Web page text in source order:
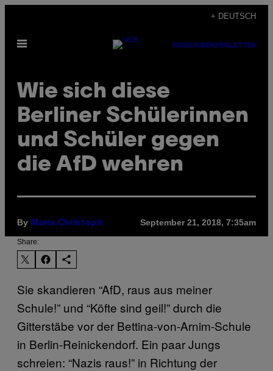
content
+ DEUTSCH
Open
SUBSCRIBENEWSLETTER
Wie sich diese
Berliner Schülerinnen
und Schüler gegen
die AfD wehren
By Maria Christoph September 21, 2018, 7:35am
Share:
Sie skandieren “AfD, raus aus meiner
Schule!” und “Köfte sind geil!” durch die
Gitterstäbe vor der Bettina-von-Arnim-Schule
in Berlin-Reinickendorf. Ein paar Jungs
schreien: “Nazis raus!” in Richtung der